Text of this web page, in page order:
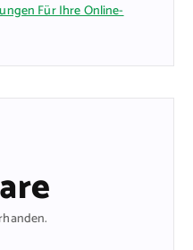
Für Ihre Online-